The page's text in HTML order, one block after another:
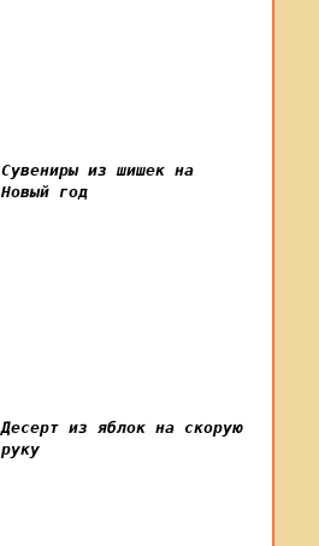
Сувениры из шишек на
Новый год
Десерт из яблок на скорую
руку